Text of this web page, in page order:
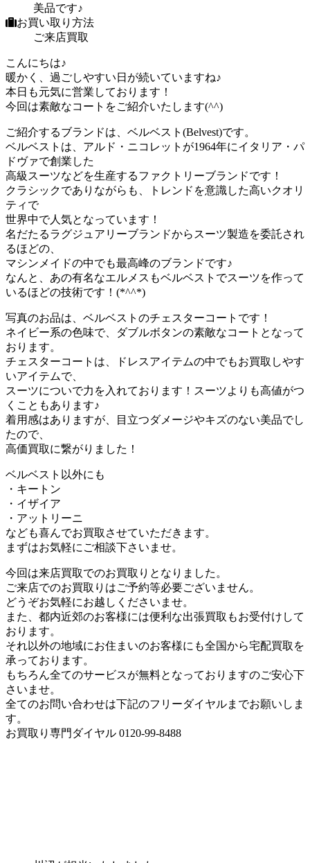
美品です♪
お買い取り方法
ご来店買取
こんにちは♪
暖かく、過ごしやすい日が続いていますね♪
本日も元気に営業しております！
今回は素敵なコートをご紹介いたします(^^)
ご紹介するブランドは、ベルベスト(Belvest)です。
ベルベストは、アルド・ニコレットが1964年にイタリア・パ
ドヴァで創業した
高級スーツなどを生産するファクトリーブランドです！
クラシックでありながらも、トレンドを意識した高いクオリ
ティで
世界中で人気となっています！
名だたるラグジュアリーブランドからスーツ製造を委託され
るほどの、
マシンメイドの中でも最高峰のブランドです♪
なんと、あの有名なエルメスもベルベストでスーツを作って
いるほどの技術です！(*^^*)
写真のお品は、ベルベストのチェスターコートです！
ネイビー系の色味で、ダブルボタンの素敵なコートとなって
おります。
チェスターコートは、ドレスアイテムの中でもお買取しやす
いアイテムで、
スーツについで力を入れております！スーツよりも高値がつ
くこともあります♪
着用感はありますが、目立つダメージやキズのない美品でし
たので、
高価買取に繋がりました！
ベルベスト以外にも
・キートン
・イザイア
・アットリーニ
なども喜んでお買取させていただきます。
まずはお気軽にご相談下さいませ。
今回は来店買取でのお買取りとなりました。
ご来店でのお買取りはご予約等必要ございません。
どうぞお気軽にお越しくださいませ。
また、都内近郊のお客様には便利な出張買取もお受付けして
おります。
それ以外の地域にお住まいのお客様にも全国から宅配買取を
承っております。
もちろん全てのサービスが無料となっておりますのご安心下
さいませ。
全てのお問い合わせは下記のフリーダイヤルまでお願いしま
す。
お買取り専門ダイヤル 0120-99-8488